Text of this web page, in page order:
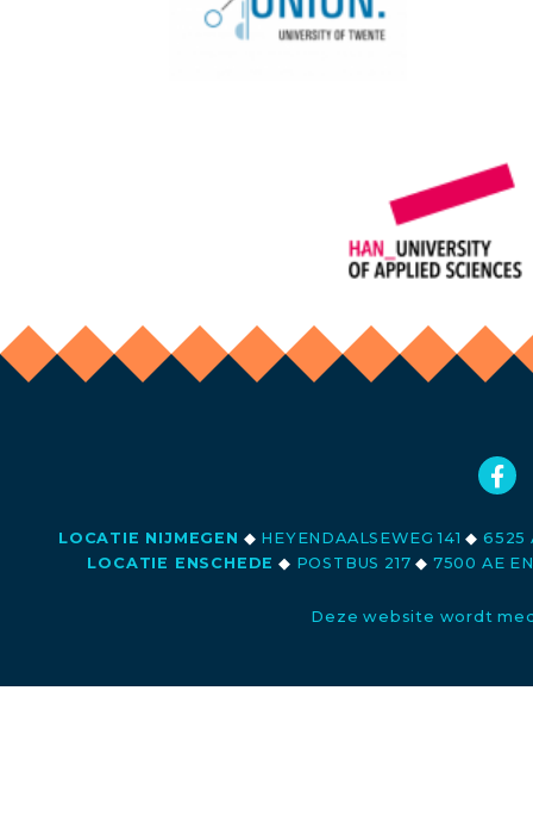
LOCATIE NIJMEGEN ◆ HEYENDAALSEWEG 141◆ 6525
LOCATIE ENSCHEDE ◆ POSTBUS 217◆ 7500 AE
Deze website wordt